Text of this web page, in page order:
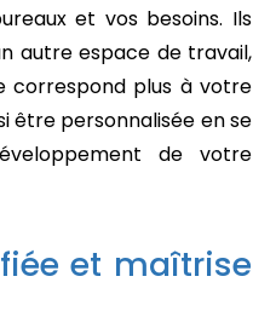
et vos besoins. Ils
autre espace de travail,
correspond plus à votre
être personnalisée en se
de votre
et maîtrise